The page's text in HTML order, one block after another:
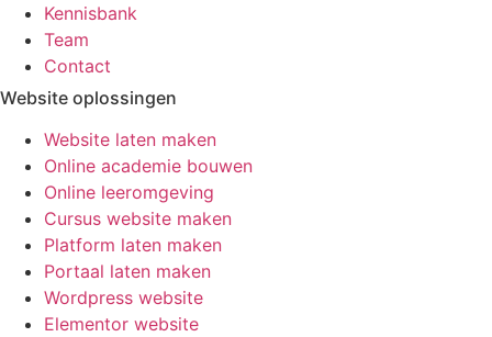
Kennisbank
Team
Contact
Website oplossingen
Website laten maken
Online academie bouwen
Online leeromgeving
Cursus website maken
Platform laten maken
Portaal laten maken
Wordpress website
Elementor website